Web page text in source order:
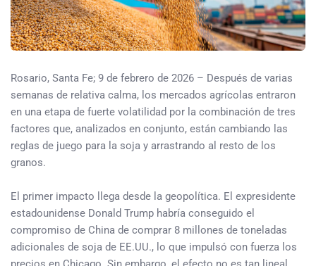
Rosario, Santa Fe; 9 de febrero de 2026 – Después de varias
semanas de relativa calma, los mercados agrícolas entraron
en una etapa de fuerte volatilidad por la combinación de tres
factores que, analizados en conjunto, están cambiando las
reglas de juego para la soja y arrastrando al resto de los
granos.
El primer impacto llega desde la geopolítica. El expresidente
estadounidense Donald Trump habría conseguido el
compromiso de China de comprar 8 millones de toneladas
adicionales de soja de EE.UU., lo que impulsó con fuerza los